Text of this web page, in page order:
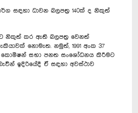
ධාවන බලපත්‍ර 140ක් ද නිකුත්
කර ඇති බලපත්‍ර වෙනත්
නොමැත. නමුත්, 1991 අංක 37
කොමිෂන් සභා පනත සංශෝධනය කිරීමට
ඉදිරියේදී ඒ සඳහා අවස්ථාව